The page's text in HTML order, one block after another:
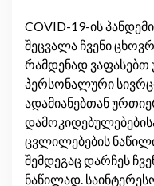
COVID-19-ის
შეცვალა ჩვენი
რამდენად
პერსონალური
ადამიანებთან
ცვლილებების
შემდეგაც დარჩეს
ნაწილად.